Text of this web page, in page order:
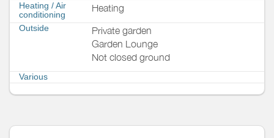
Heating / Air
conditioning
Heating
Outside
Private garden
Garden Lounge
Not closed ground
Various